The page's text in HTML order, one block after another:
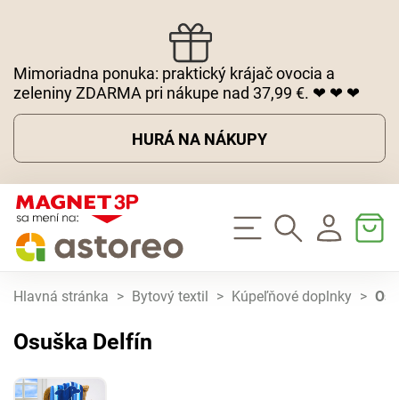
Mimoriadna ponuka: praktický krájač ovocia a
zeleniny ZDARMA pri nákupe nad 37,99 €. ❤ ❤ ❤
HURÁ NA NÁKUPY
Hlavná stránka > Bytový textil > Kúpeľňové doplnky >
Osuška Delfín